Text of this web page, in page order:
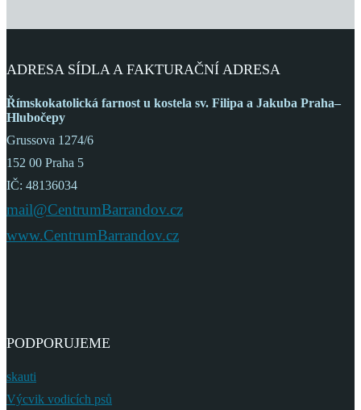
ADRESA SÍDLA A FAKTURAČNÍ ADRESA
Římskokatolická farnost u kostela sv. Filipa a Jakuba Praha–
Hlubočepy
Grussova 1274/6
152 00 Praha 5
IČ: 48136034
mail@CentrumBarrandov.cz
www.CentrumBarrandov.cz
PODPORUJEME
skauti
Výcvik vodicích psů